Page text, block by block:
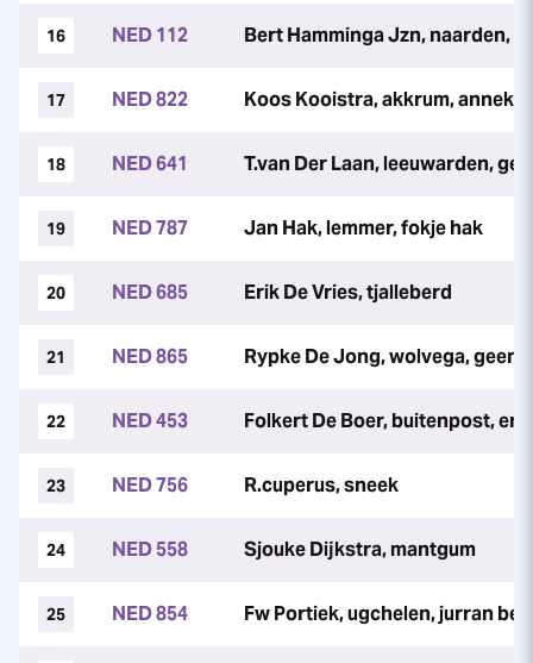
16 NED 112 Bert Hamminga Jzn, naarden,
17 NED 822 Koos Kooistra, akkrum, anneke
18 NED 641 T.van Der Laan, leeuwarden,
19 NED 787 Jan Hak, lemmer, fokje hak
20 NED 685 Erik De Vries, tjalleberd
21 NED 865 Rypke De Jong, wolvega, geen
22 NED 453 Folkert De Boer, buitenpost,
23 NED 756 R.cuperus, sneek
24 NED 558 Sjouke Dijkstra, mantgum
25 NED 854 Fw Portiek, ugchelen, jurran